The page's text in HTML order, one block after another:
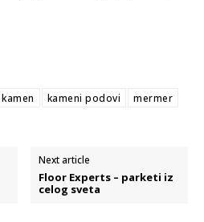
kamen kameni podovi
mermer
Next article
Floor Experts – parketi iz
celog sveta